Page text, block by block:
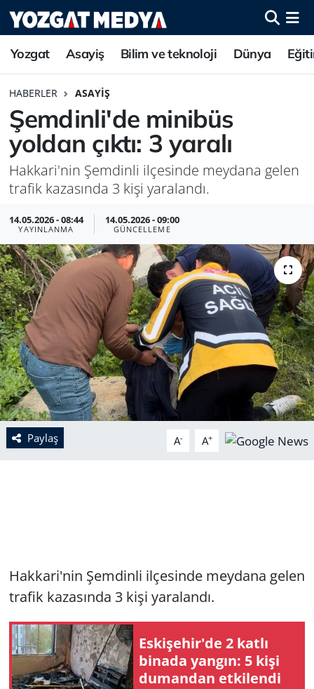
Yozgat Asayiş Bilim ve teknoloji Dünya
HABERLER ASAYIŞ
Şemdinli'de minibüs
yoldan çıktı: 3 yaralı
Hakkari'nin Şemdinli ilçesinde meydana gelen
trafik kazasında 3 kişi yaralandı.
14.05.2026 - 08:44
YAYINLANMA
14.05.2026 - 09:00
GÜNCELLEME
Paylaş A- A+
Hakkari'nin Şemdinli ilçesinde meydana gelen
trafik kazasında 3 kişi yaralandı.
Eskişehir'de 2 katlı
binada yangın: 5 kişi
dumandan etkilendi